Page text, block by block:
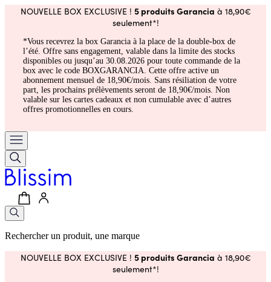
NOUVELLE BOX EXCLUSIVE ! 5 produits Garancia à 18,90€
seulement*!
*Vous recevrez la box Garancia à la place de la double-box de
l’été. Offre sans engagement, valable dans la limite des stocks
disponibles ou jusqu’au 30.08.2026 pour toute commande de la
box avec le code BOXGARANCIA. Cette offre active un
abonnement mensuel de 18,90€/mois. Sans résiliation de votre
part, les prochains prélèvements seront de 18,90€/mois. Non
valable sur les cartes cadeaux et non cumulable avec d’autres
offres promotionnelles en cours.
Rechercher un produit, une marque
NOUVELLE BOX EXCLUSIVE ! 5 produits Garancia à 18,90€
seulement*!